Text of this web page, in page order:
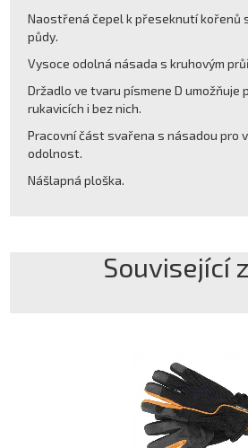
Naostřená čepel k přeseknutí kořenů
půdy.
Vysoce odolná násada s kruhovým
Držadlo ve tvaru písmene D umožňuje
rukavicích i bez nich.
Pracovní část svařena s násadou pro
odolnost.
Nášlapná ploška.
Související